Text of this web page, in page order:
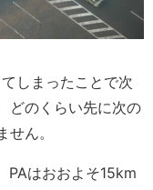
しまったことで次
どのくらい先に次の
ん。
PAはおおよそ15km